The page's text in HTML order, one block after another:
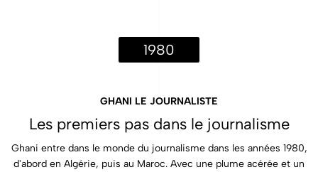
1980
GHANI LE JOURNALISTE
Les premiers pas dans le journalisme
Ghani entre dans le monde du journalisme dans les années 1980,
d'abord en Algérie, puis au Maroc. Avec une plume acérée et un